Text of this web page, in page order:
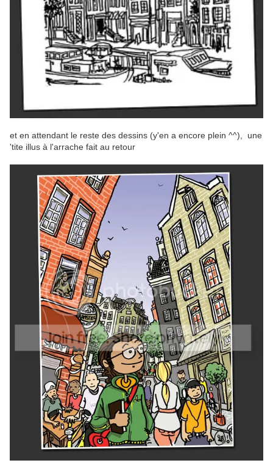
et en attendant le reste des dessins (y'en a encore plein ^^), une
'tite illus à l'arrache fait au retour